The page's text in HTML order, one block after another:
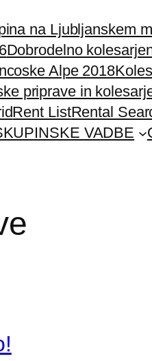
na Ljubljanskem
Dobrodelno
Alpe 2018
priprave in
Rent ListRental
VADBE